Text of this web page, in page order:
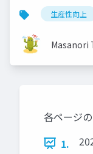
生産性向上
Masanori
各ページ
1.